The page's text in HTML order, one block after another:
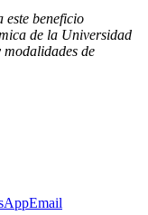
este beneficio
de la Universidad
modalidades de
Email